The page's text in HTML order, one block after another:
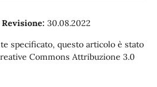
Revisione: 30.08.2022
specificato, questo articolo è stato
Commons Attribuzione 3.0